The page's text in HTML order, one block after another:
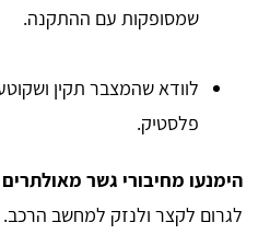
שמסופקות עם ההתקנה.
לוודא שהמצבר תקין
פלסטיק.
הימנעו מחיבורי גשר
לגרום לקצר ולנזק למחשב הרכב.